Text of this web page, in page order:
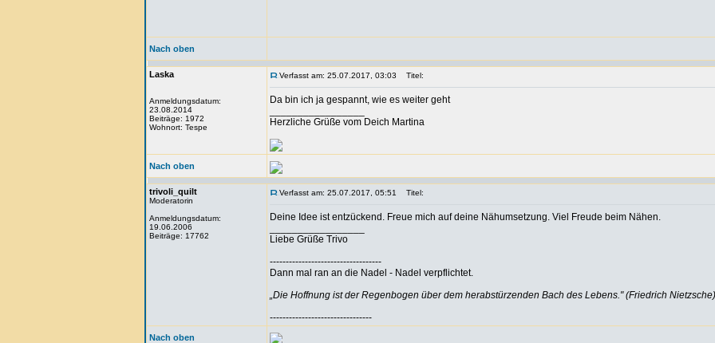
Nach oben
Laska
Anmeldungsdatum:
23.08.2014
Beiträge: 1972
Wohnort: Tespe
Verfasst am: 25.07.2017, 03:03 Titel:
Da bin ich ja gespannt, wie es weiter geht
Herzliche Grüße vom Deich Martina
Nach oben
trivoli_quilt
Moderatorin
Anmeldungsdatum:
19.06.2006
Beiträge: 17762
Verfasst am: 25.07.2017, 05:51 Titel:
Deine Idee ist entzückend. Freue mich auf deine Nähumsetzung. Viel Freude beim Nähen.
Liebe Grüße Trivo
-----------------------------------
Dann mal ran an die Nadel - Nadel verpflichtet.
„Die Hoffnung ist der Regenbogen über dem herabstürzenden Bach des Lebens." (Friedrich Nietzsche)
--------------------------------
Nach oben